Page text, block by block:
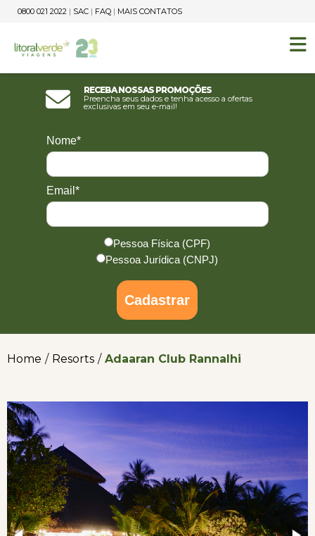
0800 021 2022 | SAC | FAQ | MAIS CONTATOS
Receba nossas promoções
Preencha seus dados e tenha acesso a ofertas
exclusivas em seu e-mail!
Nome*
Email*
Pessoa Física (CPF)
Pessoa Jurídica (CNPJ)
Cadastrar
Home / Resorts / Adaaran Club Rannalhi